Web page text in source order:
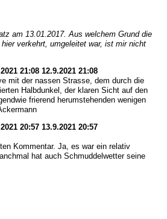
am 13.01.2017. Aus welchem Grund die
verkehrt, umgeleitet war, ist mir nicht
21:08 12.9.2021 21:08
mit der nassen Strasse, dem durch die
Halbdunkel, der klaren Sicht auf den
frierend herumstehenden wenigen
20:57 13.9.2021 20:57
Kommentar. Ja, es war ein relativ
hat auch Schmuddelwetter seine